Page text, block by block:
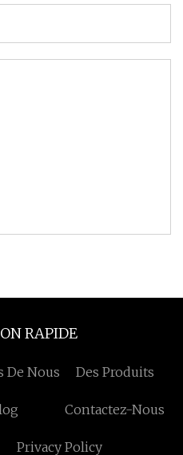
RAPIDE
De Nous Des Produits
Contactez-Nous
Privacy Policy